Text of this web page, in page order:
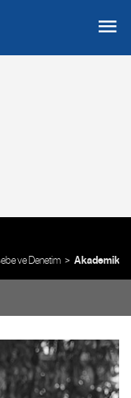
ve Denetim Akademik